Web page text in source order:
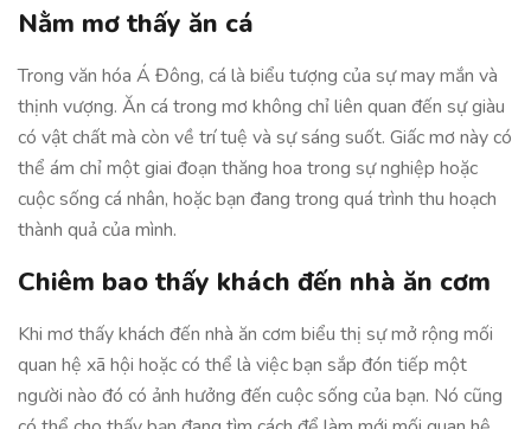
Nằm mơ thấy ăn cá
Trong văn hóa Á Đông, cá là biểu tượng của sự may mắn và
thịnh vượng. Ăn cá trong mơ không chỉ liên quan đến sự giàu
có vật chất mà còn về trí tuệ và sự sáng suốt. Giấc mơ này có
thể ám chỉ một giai đoạn thăng hoa trong sự nghiệp hoặc
cuộc sống cá nhân, hoặc bạn đang trong quá trình thu hoạch
thành quả của mình.
Chiêm bao thấy khách đến nhà ăn cơm
Khi mơ thấy khách đến nhà ăn cơm biểu thị sự mở rộng mối
quan hệ xã hội hoặc có thể là việc bạn sắp đón tiếp một
người nào đó có ảnh hưởng đến cuộc sống của bạn. Nó cũng